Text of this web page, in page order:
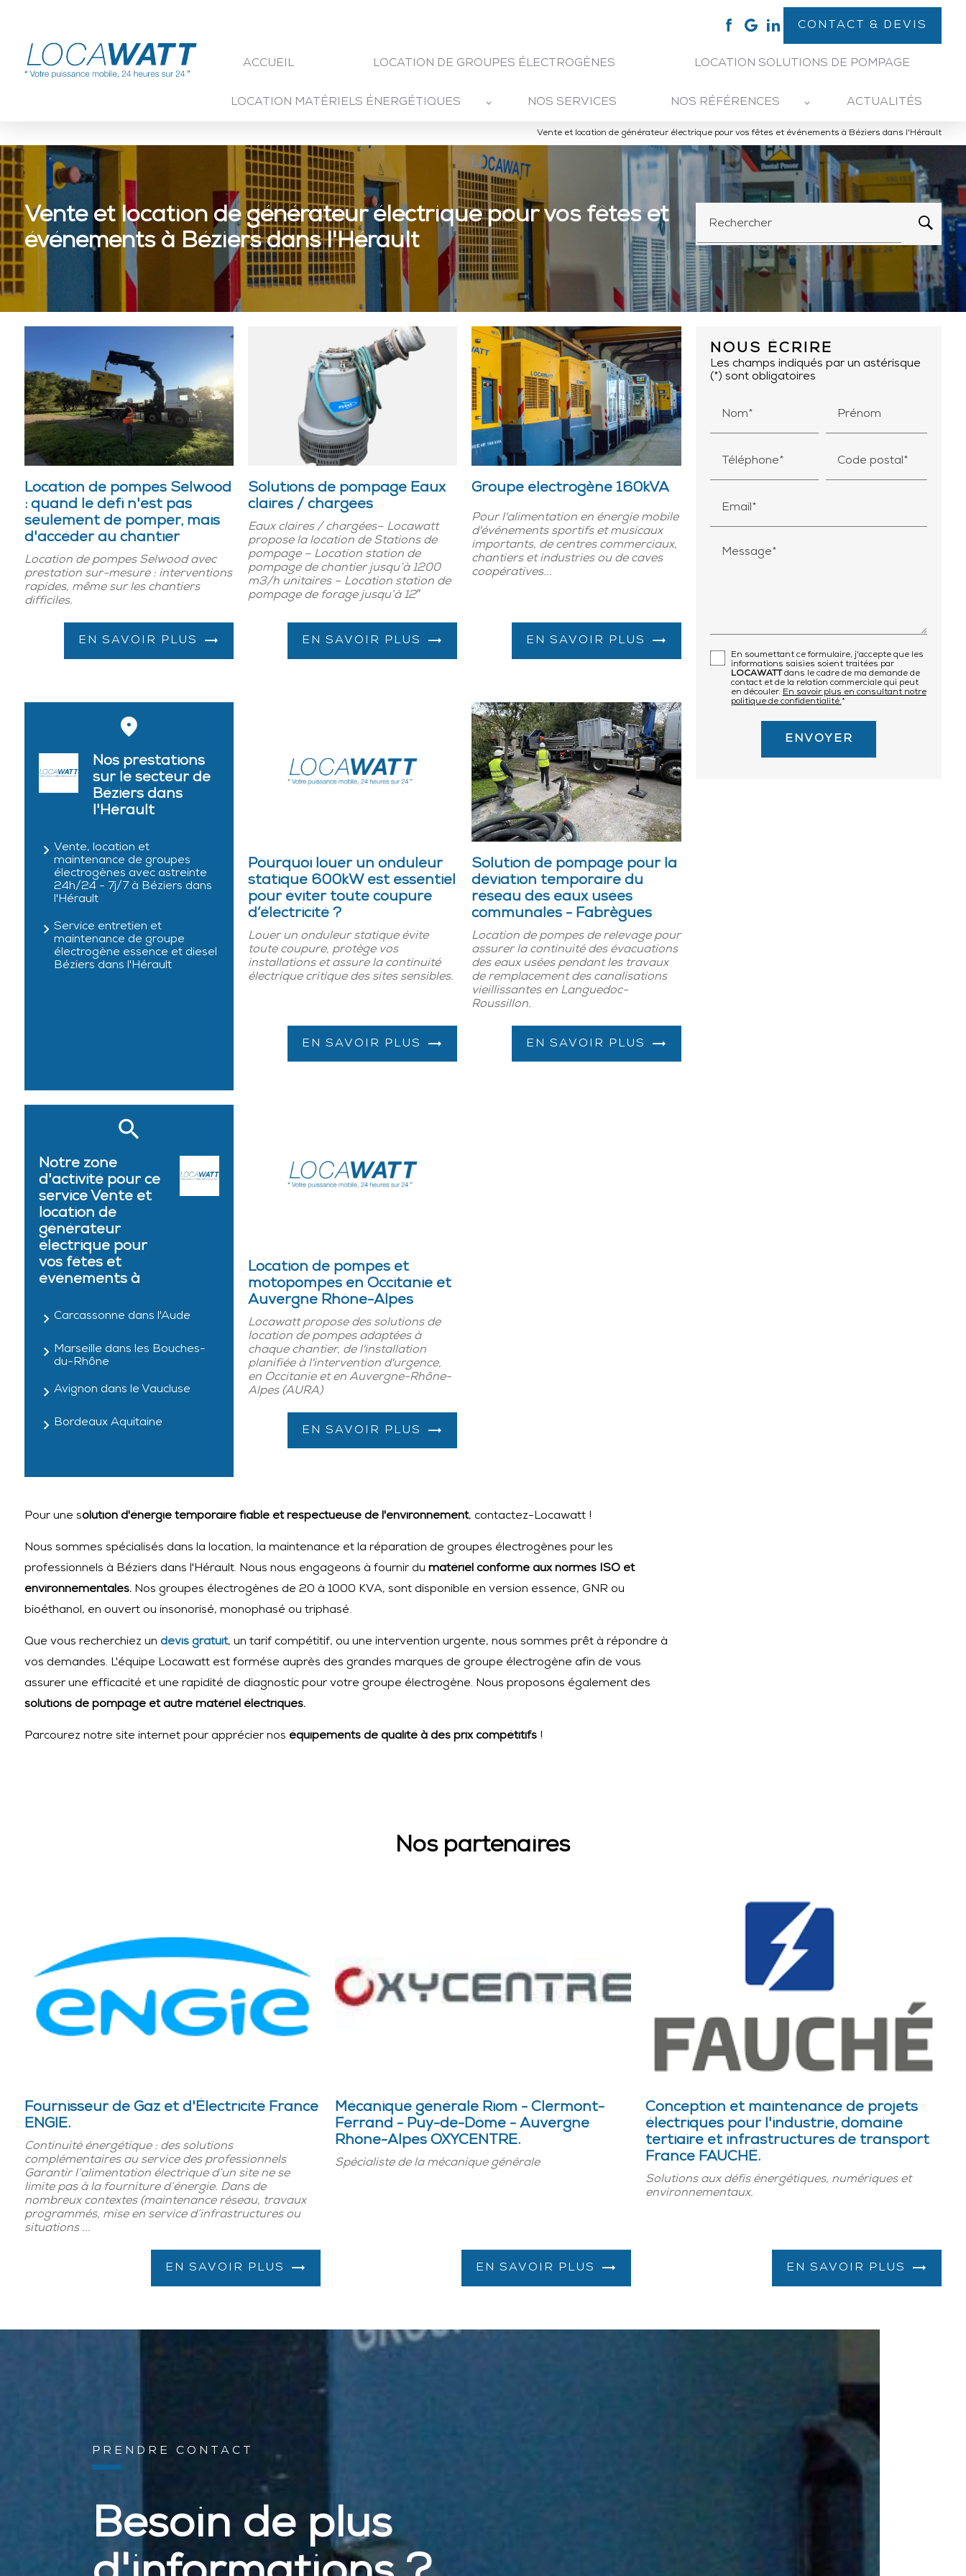
CONTACT & DEVIS
ACCUEIL LOCATION DE GROUPES ÉLECTROGÈNES LOCATION SOLUTIONS DE POMPAGE
LOCATION MATÉRIELS ÉNERGÉTIQUES NOS SERVICES NOS RÉFÉRENCES ACTUALITÉS
Vente et location de générateur électrique pour vos fêtes et événements à Béziers dans l'Hérault
Vente et location de générateur électrique pour vos fêtes et
événements à Béziers dans l'Hérault
Rechercher
Location de pompes Selwood
: quand le défi n'est pas
seulement de pomper, mais
d'accéder au chantier
Location de pompes Selwood avec
prestation sur-mesure : interventions
rapides, même sur les chantiers
difficiles.
EN SAVOIR PLUS
Solutions de pompage Eaux
claires / chargées
Eaux claires / chargées– Locawatt
propose la location de Stations de
pompage – Location station de
pompage de chantier jusqu’à 1200
m3/h unitaires – Location station de
pompage de forage jusqu’à 12″
EN SAVOIR PLUS
Groupe électrogène 160kVA
Pour l'alimentation en énergie mobile
d'événements sportifs et musicaux
importants, de centres commerciaux,
chantiers et industries ou de caves
coopératives...
EN SAVOIR PLUS
Nos prestations
sur le secteur de
Béziers dans
l'Hérault
Vente, location et
maintenance de groupes
électrogènes avec astreinte
24h/24 - 7j/7 à Béziers dans
l'Hérault
Service entretien et
maintenance de groupe
électrogène essence et diesel
Béziers dans l'Hérault
Pourquoi louer un onduleur
statique 600kW est essentiel
pour éviter toute coupure
d’électricité ?
Louer un onduleur statique évite
toute coupure, protège vos
installations et assure la continuité
électrique critique des sites sensibles.
EN SAVOIR PLUS
Solution de pompage pour la
déviation temporaire du
réseau des eaux usées
communales - Fabrègues
Location de pompes de relevage pour
assurer la continuité des évacuations
des eaux usées pendant les travaux
de remplacement des canalisations
vieillissantes en Languedoc-
Roussillon.
EN SAVOIR PLUS
Notre zone
d'activité pour ce
service Vente et
location de
générateur
électrique pour
vos fêtes et
événements à
Carcassonne dans l'Aude
Marseille dans les Bouches-
du-Rhône
Avignon dans le Vaucluse
Bordeaux Aquitaine
Location de pompes et
motopompes en Occitanie et
Auvergne Rhône-Alpes
Locawatt propose des solutions de
location de pompes adaptées à
chaque chantier, de l'installation
planifiée à l'intervention d'urgence,
en Occitanie et en Auvergne-Rhône-
Alpes (AURA)
EN SAVOIR PLUS
Pour une solution d'énergie temporaire fiable et respectueuse de l'environnement, contactez-Locawatt !
Nous sommes spécialisés dans la location, la maintenance et la réparation de groupes électrogènes pour les
professionnels à Béziers dans l'Hérault. Nous nous engageons à fournir du matériel conforme aux normes ISO et
environnementales.Nos groupes électrogènes de 20 à 1000 KVA, sont disponible en version essence, GNR ou
bioéthanol, en ouvert ou insonorisé, monophasé ou triphasé.
Que vous recherchiez un devis gratuit, un tarif compétitif, ou une intervention urgente, nous sommes prêt à répondre à
vos demandes. L'équipe Locawatt est formése auprès des grandes marques de groupe électrogène afin de vous
assurer une efficacité et une rapidité de diagnostic pour votre groupe électrogène. Nous proposons également des
solutions de pompage et autre matériel électriques.
Parcourez notre site internet pour apprécier nos équipements de qualité à des prix compétitifs!
NOUS ÉCRIRE
Les champs indiqués par un astérisque
(*) sont obligatoires
Nom* Prénom
Téléphone* Code postal*
Email*
Message*
En soumettant ce formulaire, j'accepte que les
informations saisies soient traitées par
LOCAWATTdans le cadre de ma demande de
contact et de la relation commerciale qui peut
en découler. En savoir plus en consultant notre
politique de confidentialité.*
Nos partenaires
Fournisseur de Gaz et d'Électricité France
ENGIE.
Continuité énergétique : des solutions
complémentaires au service des professionnels
Garantir l’alimentation électrique d’un site ne se
limite pas à la fourniture d’énergie. Dans de
nombreux contextes (maintenance réseau, travaux
programmés, mise en service d’infrastructures ou
situations ...
EN SAVOIR PLUS
Mécanique générale Riom - Clermont-
Ferrand - Puy-de-Dôme - Auvergne
Rhône-Alpes OXYCENTRE.
Spécialiste de la mécanique générale
EN SAVOIR PLUS
Conception et maintenance de projets
électriques pour l'industrie, domaine
tertiaire et infrastructures de transport
France FAUCHÉ.
Solutions aux défis énergétiques, numériques et
environnementaux.
EN SAVOIR PLUS
PRENDRE CONTACT
Besoin de plus